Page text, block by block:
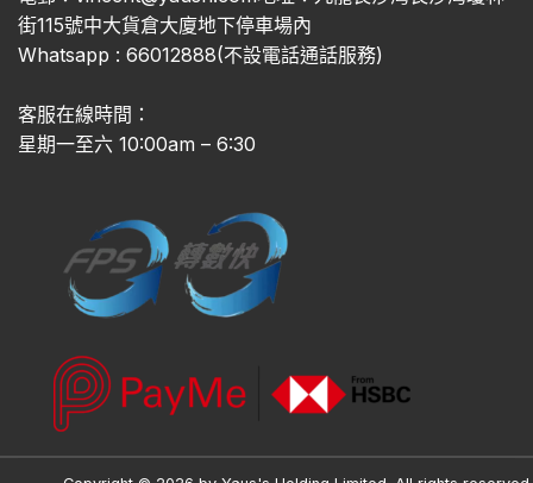
街115號中大貨倉大廈地下停車場內
Whatsapp : 66012888(不設電話通話服務)
客服在線時間：
星期一至六 10:00am – 6:30